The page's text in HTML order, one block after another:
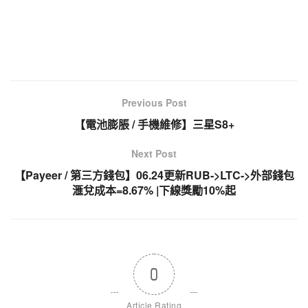
Previous Post
【電池膨脹 / 手機維修】三星S8+
Next Post
【Payeer / 第三方錢包】06.24更新RUB->LTC->外部錢包
滙兌成本=8.67% |下線獎勵10%起
0
Article Rating